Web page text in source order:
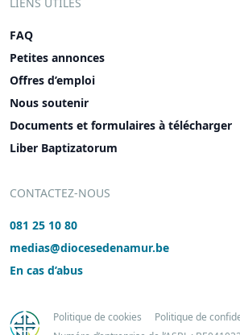
FAQ
Petites annonces
Offres d’emploi
Nous soutenir
Documents et formulaires à télécharger
Liber Baptizatorum
CONTACTEZ-NOUS
081 25 10 80
medias@diocesedenamur.be
En cas d’abus
Politique de cookies
Politique de